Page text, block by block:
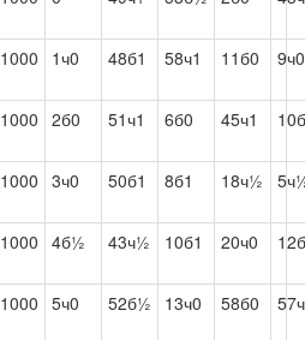
1000 1ч0 48б1 58ч1 11б0 9ч0
1000 2б0 51ч1 6б0 45ч1
1000 3ч0 50б1 8б1 18ч½
1000 4б½ 43ч½ 10б1 20ч0
1000 5ч0 52б½ 13ч0 58б0